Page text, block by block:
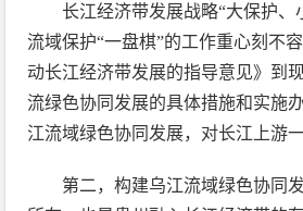
长江经济带发展战略“大保护
流域保护“一盘棋”的工作重心刻不
动长江经济带发展的指导意见》到
流绿色协同发展的具体措施和实施
江流域绿色协同发展，对长江上游
第二，构建乌江流域绿色协同